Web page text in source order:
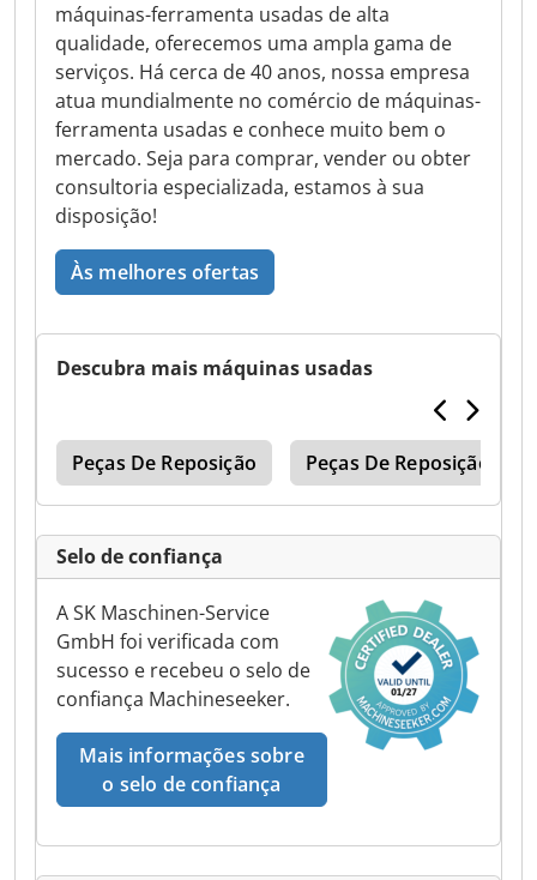
máquinas-ferramenta usadas de alta
qualidade, oferecemos uma ampla gama de
serviços. Há cerca de 40 anos, nossa empresa
atua mundialmente no comércio de máquinas-
ferramenta usadas e conhece muito bem o
mercado. Seja para comprar, vender ou obter
consultoria especializada, estamos à sua
disposição!
Às melhores ofertas
Descubra mais máquinas usadas
Peças De Reposição Peças De Reposição
Selo de confiança
A SK Maschinen-Service
GmbH foi verificada com
sucesso e recebeu o selo de
confiança Machineseeker.
Mais informações sobre
o selo de confiança